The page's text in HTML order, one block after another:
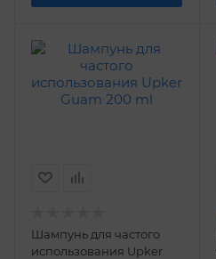
Шампунь для частого
использования Upker